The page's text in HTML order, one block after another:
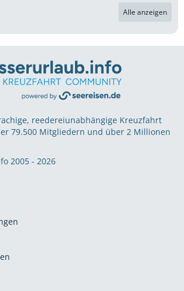
Alle anzeigen
reedereiunabhängige Kreuzfahrt
79.500 Mitgliedern und über 2 Millionen
2005 - 2026